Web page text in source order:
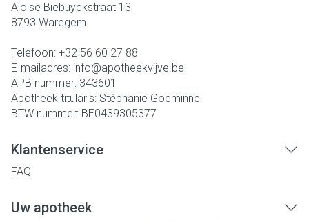
Aloise Biebuyckstraat 13
8793 Waregem
Telefoon: +32 56 60 27 88
E-mailadres: info@apotheekvijve.be
APB nummer: 343601
Apotheek titularis: Stéphanie Goeminne
BTW nummer: BE0439305377
Klantenservice
FAQ
Uw apotheek